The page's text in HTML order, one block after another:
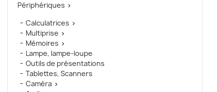
Périphériques 
Calculatrices 
Multiprise 
Mémoires 
Lampe, lampe-loupe
Outils de présentations
Tablettes, Scanners
Caméra 